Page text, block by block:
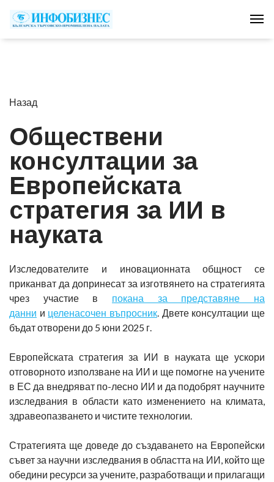
Назад
Обществени
консултации за
Европейската
стратегия за ИИ в
науката
Изследователите и иновационната общност се
приканват да допринесат за изготвянето на стратегията
чрез участие в покана за представяне на
данни и целенасочен въпросник. Двете консултации ще
бъдат отворени до 5 юни 2025 г.
Европейската стратегия за ИИ в науката ще ускори
отговорното използване на ИИ и ще помогне на учените
в ЕС да внедряват по-лесно ИИ и да подобрят научните
изследвания в области като изменението на климата,
здравеопазването и чистите технологии.
Стратегията ще доведе до създаването на Европейски
съвет за научни изследвания в областта на ИИ, който ще
обедини ресурси за учените, разработващи и прилагащи